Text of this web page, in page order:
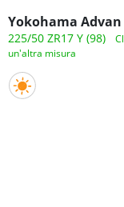
Yokohama Advan
225/50 ZR17 Y (98)
un'altra misura